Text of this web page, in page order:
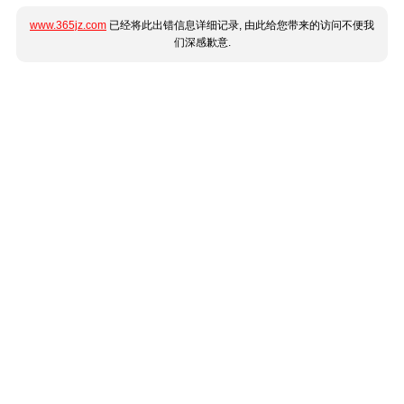
www.365jz.com 已经将此出错信息详细记录, 由此给您带来的访问不便我
们深感歉意.